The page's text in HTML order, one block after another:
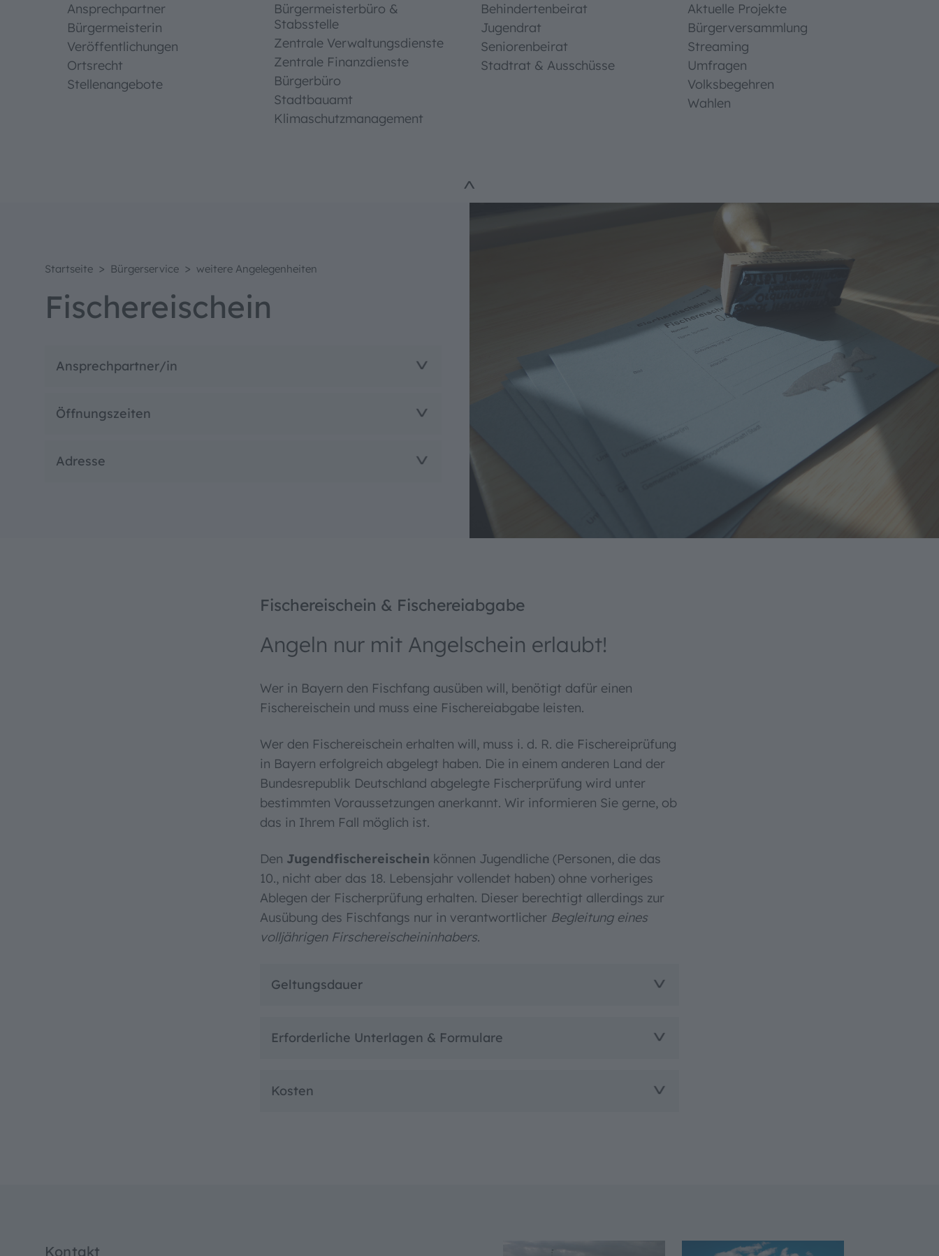
Bedienungshilfen
Textgröße
Ansprechpartner
Bürgermeisterin
Veröffentlichungen
Ortsrecht
Stellenangebote
Bürgermeisterbüro &
Stabsstelle
Zentrale Verwaltungsdienste
Zentrale Finanzdienste
Bürgerbüro
Stadtbauamt
Klimaschutzmanagement
Behindertenbeirat
Jugendrat
Seniorenbeirat
Stadtrat & Ausschüsse
Aktuelle Projekte
Bürgerversammlung
Streaming
Umfragen
Volksbegehren
Wahlen
^
Startseite > Bürgerservice > weitere Angelegenheiten
Fischereischein
Ansprechpartner/in
Öffnungszeiten
Adresse
Fischereischein & Fischereiabgabe
Angeln nur mit Angelschein erlaubt!
Wer in Bayern den Fischfang ausüben will, benötigt dafür einen
Fischereischein und muss eine Fischereiabgabe leisten.
Wer den Fischereischein erhalten will, muss i. d. R. die Fischereiprüfung
in Bayern erfolgreich abgelegt haben. Die in einem anderen Land der
Bundesrepublik Deutschland abgelegte Fischerprüfung wird unter
bestimmten Voraussetzungen anerkannt. Wir informieren Sie gerne, ob
das in Ihrem Fall möglich ist.
Den Jugendfischereischein können Jugendliche (Personen, die das
10., nicht aber das 18. Lebensjahr vollendet haben) ohne vorheriges
Ablegen der Fischerprüfung erhalten. Dieser berechtigt allerdings zur
Ausübung des Fischfangs nur in verantwortlicher Begleitung eines
volljährigen Firschereischeininhabers.
Geltungsdauer
Erforderliche Unterlagen & Formulare
Kosten
Kontakt